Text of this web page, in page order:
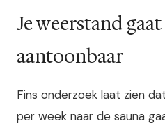
Je weerstand
aantoonbaar
Fins onderzoek laat zien
per week naar de sauna